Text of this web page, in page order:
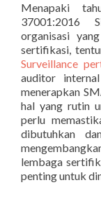
Menapaki
37001:2016
organisasi
sertifikasi,
Surveillance
auditor
menerapkan
hal yang rutin
perlu
dibutuhkan
lembaga
penting untuk